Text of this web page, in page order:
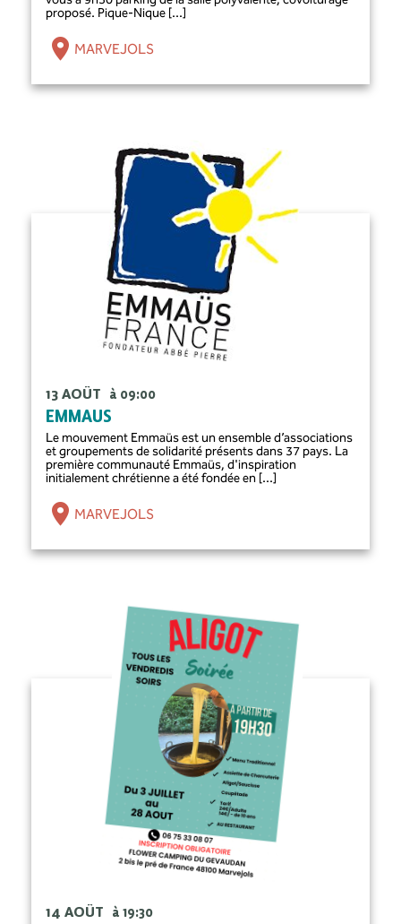
proposé. Pique-Nique [...]
MARVEJOLS
13 AOÛT à 09:00
EMMAUS
Le mouvement Emmaüs est un ensemble d’associations
et groupements de solidarité présents dans 37 pays. La
première communauté Emmaüs, d'inspiration
initialement chrétienne a été fondée en [...]
MARVEJOLS
14 AOÛT à 19:30